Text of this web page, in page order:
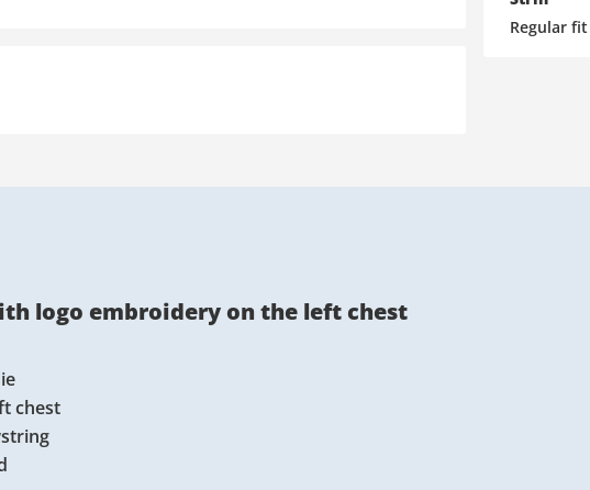
Regular fit
logo embroidery on the left chest
chest